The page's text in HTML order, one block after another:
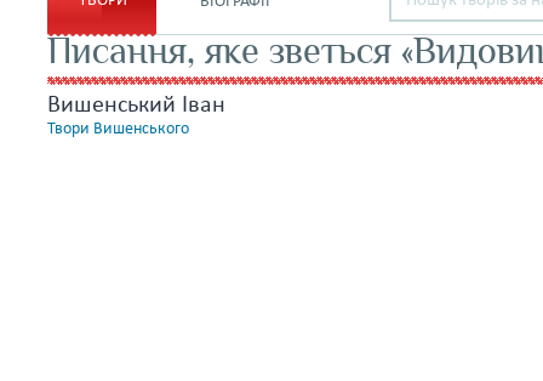
Писання, яке зветься
Вишенський Іван
Твори Вишенського